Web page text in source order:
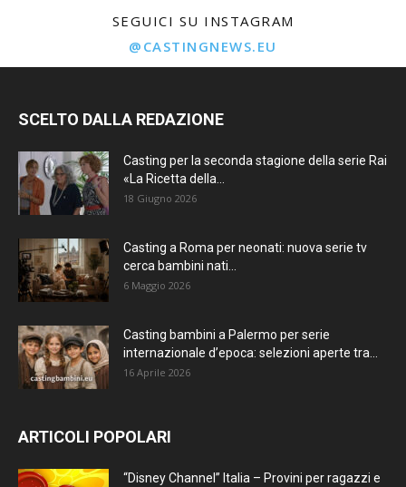
SEGUICI SU INSTAGRAM
@CASTINGNEWS.EU
SCELTO DALLA REDAZIONE
Casting per la seconda stagione della serie Rai
«La Ricetta della...
18 Giugno 2026
Casting a Roma per neonati: nuova serie tv
cerca bambini nati...
6 Maggio 2026
Casting bambini a Palermo per serie
internazionale d’epoca: selezioni aperte tra...
16 Aprile 2026
ARTICOLI POPOLARI
“Disney Channel” Italia – Provini per ragazzi e